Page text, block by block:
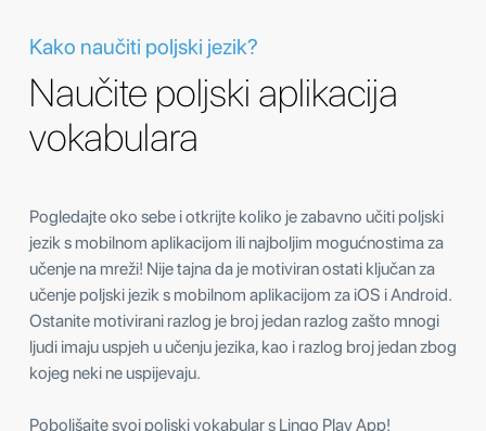
Kako naučiti poljski jezik?
Naučite poljski aplikacija
vokabulara
Pogledajte oko sebe i otkrijte koliko je zabavno učiti poljski
jezik s mobilnom aplikacijom ili najboljim mogućnostima za
učenje na mreži! Nije tajna da je motiviran ostati ključan za
učenje poljski jezik s mobilnom aplikacijom za iOS i Android.
Ostanite motivirani razlog je broj jedan razlog zašto mnogi
ljudi imaju uspjeh u učenju jezika, kao i razlog broj jedan zbog
kojeg neki ne uspijevaju.
Poboljšajte svoj poljski vokabular s Lingo Play App!